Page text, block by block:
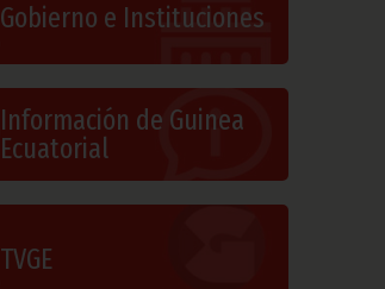
Gobierno e Instituciones
Información de Guinea
Ecuatorial
TVGE